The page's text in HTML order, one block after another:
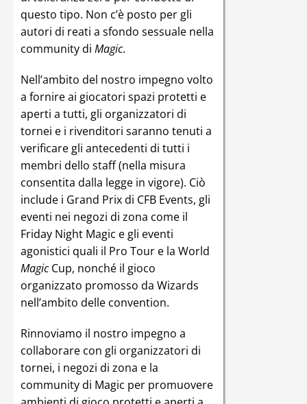
questo tipo. Non c’è posto per gli
autori di reati a sfondo sessuale nella
community di Magic.
Nell’ambito del nostro impegno volto
a fornire ai giocatori spazi protetti e
aperti a tutti, gli organizzatori di
tornei e i rivenditori saranno tenuti a
verificare gli antecedenti di tutti i
membri dello staff (nella misura
consentita dalla legge in vigore). Ciò
include i Grand Prix di CFB Events, gli
eventi nei negozi di zona come il
Friday Night Magic e gli eventi
agonistici quali il Pro Tour e la World
MagicCup, nonché il gioco
organizzato promosso da Wizards
nell’ambito delle convention.
Rinnoviamo il nostro impegno a
collaborare con gli organizzatori di
tornei, i negozi di zona e la
community di Magic per promuovere